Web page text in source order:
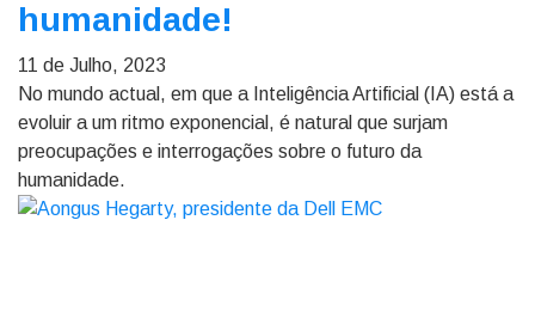
humanidade!
11 de Julho, 2023
No mundo actual, em que a Inteligência Artificial (IA) está a
evoluir a um ritmo exponencial, é natural que surjam
preocupações e interrogações sobre o futuro da
humanidade.